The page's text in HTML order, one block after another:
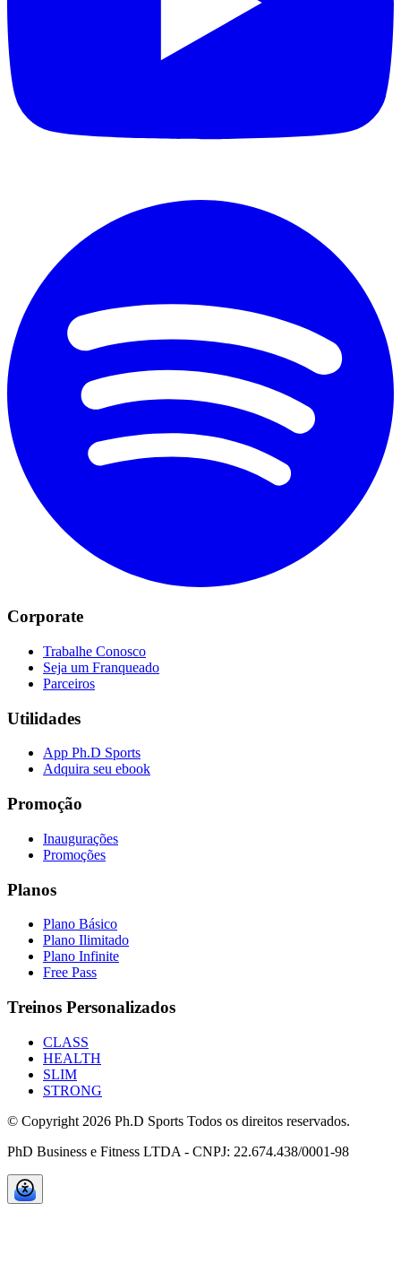
Corporate
Trabalhe Conosco
Seja um Franqueado
Parceiros
Utilidades
App Ph.D Sports
Adquira seu ebook
Promoção
Inaugurações
Promoções
Planos
Plano Básico
Plano Ilimitado
Plano Infinite
Free Pass
Treinos Personalizados
CLASS
HEALTH
SLIM
STRONG
© Copyright 2026 Ph.D Sports Todos os direitos reservados.
PhD Business e Fitness LTDA - CNPJ: 22.674.438/0001-98